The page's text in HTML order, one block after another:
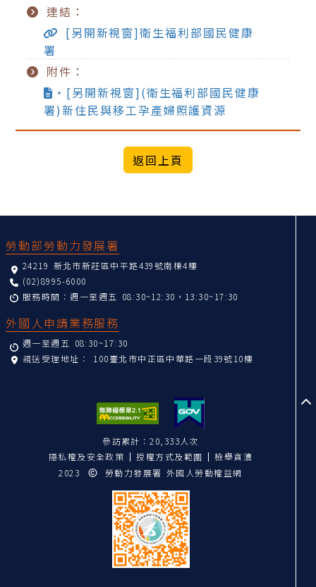
連結：
[另開新視窗]衛生福利部國民健康
署
附件：
‧[另開新視窗](衛生福利部國民健康
署)新住民與移工孕產婦照護資源
勞動部勞動力發展署
24219 新北市新莊區中平路439號南棟4樓
(02)8995-6000
服務時間：週一至週五 08:30~12:30，13:30~17:30
外國人申請業務服務
週一至週五 08:30~17:30
親送受理地址： 100臺北市中正區中華路一段39號10樓
參訪累計：20,333人次
隱私權及安全政策
授權方式及範圍
檢舉貪瀆
2023
勞動力發展署 外國人勞動權益網
至